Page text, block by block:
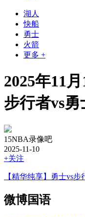
湖人
快船
勇士
火箭
更多 +
2025年11
步行者vs
15NBA录像吧
2025-11-10
+关注
【精华纯享】勇士vs步
微博国语